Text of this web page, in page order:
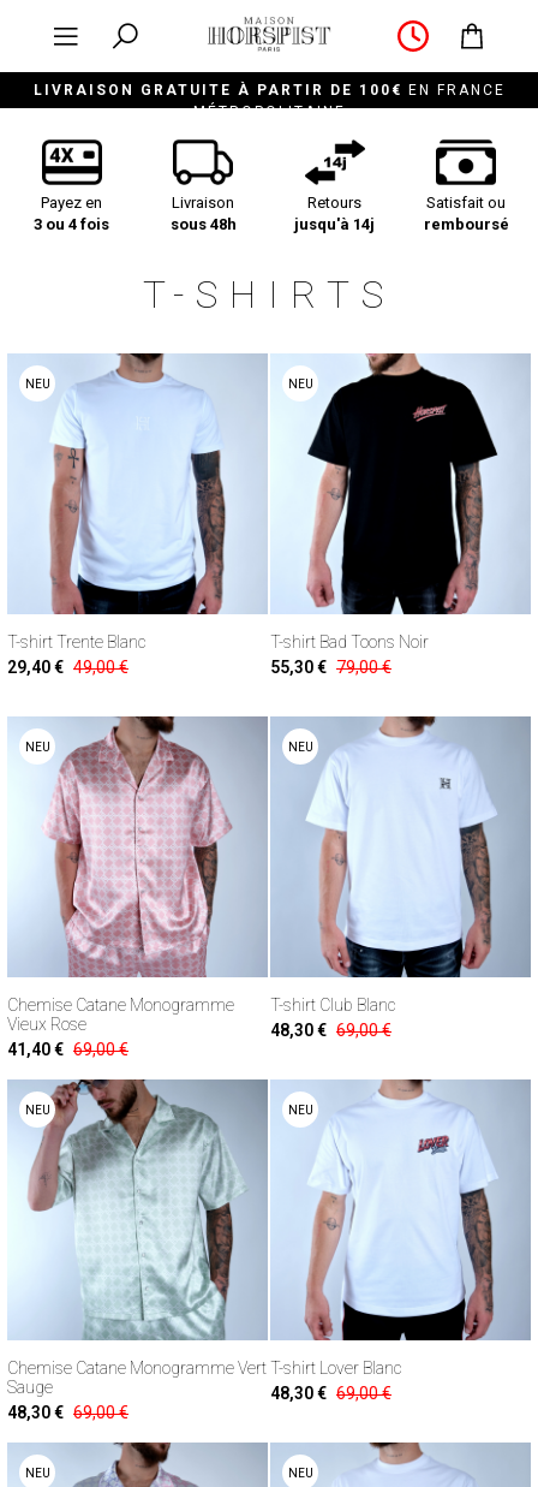
LIVRAISON GRATUITE À PARTIR DE 100€
EN FRANCE
MÉTROPOLITAINE
Payez en
3 ou 4 fois
Livraison
sous 48h
Retours
jusqu'à 14j
Satisfait ou
remboursé
T-SHIRTS
NEU
T-shirt Trente Blanc
29,40 € 49,00 €
NEU
T-shirt Bad Toons Noir
55,30 € 79,00 €
NEU
Chemise Catane Monogramme
Vieux Rose
41,40 € 69,00 €
NEU
T-shirt Club Blanc
48,30 € 69,00 €
NEU
Chemise Catane Monogramme Vert
Sauge
48,30 € 69,00 €
NEU
T-shirt Lover Blanc
48,30 € 69,00 €
NEU NEU